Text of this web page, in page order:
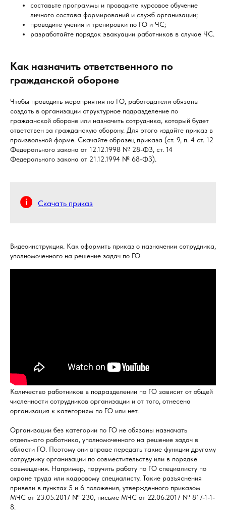
составьте программы и проводите курсовое обучение
личного состава формирований и служб организации;
проводите учения и тренировки по ГО и ЧС;
разработайте порядок эвакуации работников в случае ЧС.
Как назначить ответственного по
гражданской обороне
Чтобы проводить мероприятия по ГО, работодатели обязаны
создать в организации структурное подразделение по
гражданской обороне или назначить сотрудника, который будет
ответствен за гражданскую оборону. Для этого издайте приказ в
произвольной форме. Скачайте образец приказа (ст. 9, п. 4 ст. 12
Федерального закона от 12.12.1998 № 28-ФЗ, ст. 14
Федерального закона от 21.12.1994 № 68-ФЗ).
Скачать приказ
Видеоинструкция. Как оформить приказ о назначении сотрудника,
уполномоченного на решение задач по ГО
Количество работников в подразделении по ГО зависит от общей
численности сотрудников организации и от того, отнесена
организация к категориям по ГО или нет.
Организации без категории по ГО не обязаны назначать
отдельного работника, уполномоченного на решение задач в
области ГО. Поэтому они вправе передать такие функции другому
сотруднику организации по совместительству или в порядке
совмещения. Например, поручить работу по ГО специалисту по
охране труда или кадровому специалисту. Такие разъяснения
привели в пунктах 5 и 6 положения, утвержденного приказом
МЧС от 23.05.2017 № 230, письме МЧС от 22.06.2017 № 817-1-1-
8.